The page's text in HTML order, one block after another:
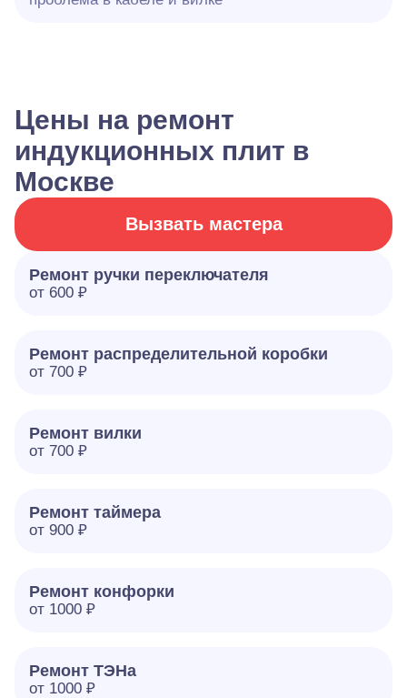
Цены на ремонт
индукционных плит в
Москве
Вызвать мастера
Ремонт ручки переключателя
от 600 ₽
Ремонт распределительной коробки
от 700 ₽
Ремонт вилки
от 700 ₽
Ремонт таймера
от 900 ₽
Ремонт конфорки
от 1000 ₽
Ремонт ТЭНа
от 1000 ₽